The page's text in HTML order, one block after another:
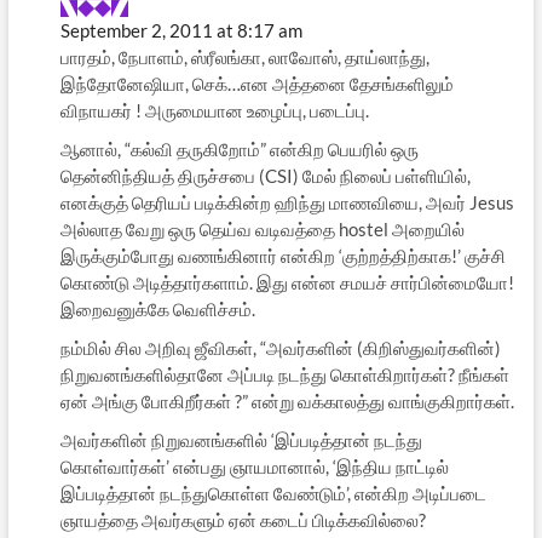
September 2, 2011 at 8:17 am
பாரதம், நேபாளம், ஸ்ரீலங்கா, லாவோஸ், தாய்லாந்து,
இந்தோனேஷியா, செக்…என அத்தனை தேசங்களிலும்
விநாயகர் ! அருமையான உழைப்பு, படைப்பு.
ஆனால், “கல்வி தருகிறோம்” என்கிற பெயரில் ஒரு
தென்னிந்தியத் திருச்சபை (CSI) மேல் நிலைப் பள்ளியில்,
எனக்குத் தெரியப் படிக்கின்ற ஹிந்து மாணவியை, அவர் Jesus
அல்லாத வேறு ஒரு தெய்வ வடிவத்தை hostel அறையில்
இருக்கும்போது வணங்கினார் என்கிற ‘குற்றத்திற்காக!’ குச்சி
கொண்டு அடித்தார்களாம். இது என்ன சமயச் சார்பின்மையோ!
இறைவனுக்கே வெளிச்சம்.
நம்மில் சில அறிவு ஜீவிகள், “அவர்களின் (கிறிஸ்துவர்களின்)
நிறுவனங்களில்தானே அப்படி நடந்து கொள்கிறார்கள்? நீங்கள்
ஏன் அங்கு போகிறீர்கள் ?” என்று வக்காலத்து வாங்குகிறார்கள்.
அவர்களின் நிறுவனங்களில் ‘இப்படித்தான் நடந்து
கொள்வார்கள்’ என்பது ஞாயமானால், ‘இந்திய நாட்டில்
இப்படித்தான் நடந்துகொள்ள வேண்டும்’, என்கிற அடிப்படை
ஞாயத்தை அவர்களும் ஏன் கடைப் பிடிக்கவில்லை?